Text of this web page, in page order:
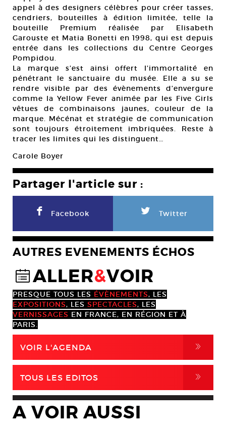
appel à des designers célèbres pour créer tasses,
cendriers, bouteilles à édition limitée, telle la
bouteille Premium réalisée par Elisabeth
Garouste et Matia Bonetti en 1998, qui est depuis
entrée dans les collections du Centre Georges
Pompidou.
La marque s’est ainsi offert l’immortalité en
pénétrant le sanctuaire du musée. Elle a su se
rendre visible par des évènements d’envergure
comme la Yellow Fever animée par les Five Girls
vêtues de combinaisons jaunes, couleur de la
marque. Mécénat et stratégie de communication
sont toujours étroitement imbriquées. Reste à
tracer les limites qui les distinguent…
Carole Boyer
Partager l'article sur :
F Facebook L Twitter
AUTRES EVENEMENTS ÉCHOS
@ALLER&VOIR
PRESQUE TOUS LES ÉVÈNEMENTS, LES
EXPOSITIONS, LES SPECTACLES, LES
VERNISSAGES EN FRANCE, EN RÉGION ET À
PARIS.
VOIR L'AGENDA ,
TOUS LES EDITOS ,
A VOIR AUSSI